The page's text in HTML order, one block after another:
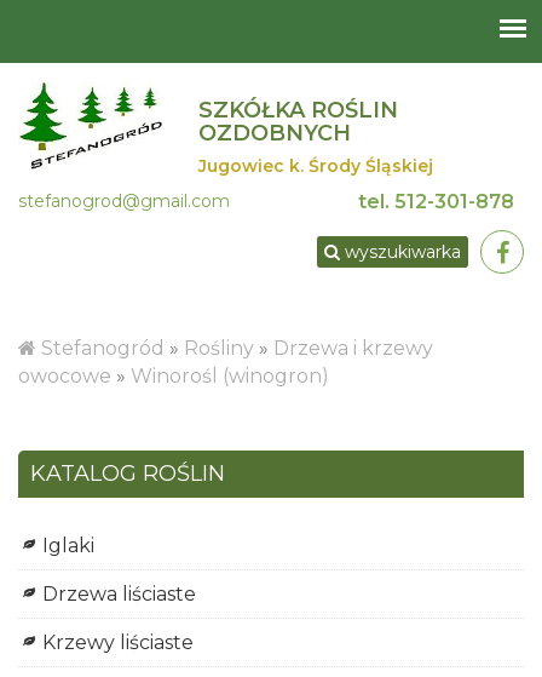
SZKÓŁKA ROŚLIN
OZDOBNYCH
Jugowiec k. Środy Śląskiej
stefanogrod@gmail.com
tel. 512-301-878
wyszukiwarka
Stefanogród » Rośliny » Drzewa i krzewy
owocowe » Winorośl (winogron)
KATALOG ROŚLIN
Iglaki
Drzewa liściaste
Krzewy liściaste